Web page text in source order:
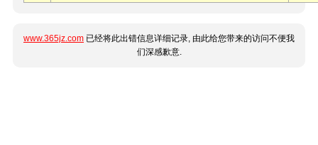
www.365jz.com 已经将此出错信息详细记录, 由此给您带来的访问不便我
们深感歉意.